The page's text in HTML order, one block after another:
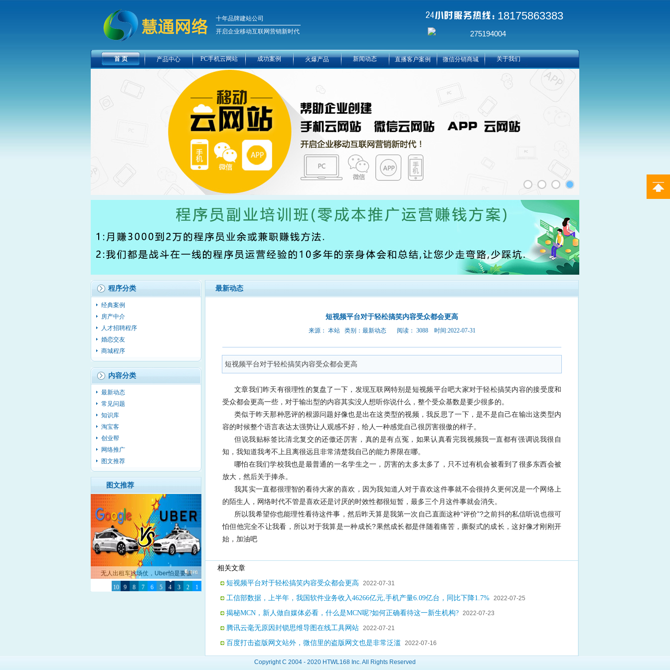
十年品牌建站公司
开启企业移动互联网营销新时代
18175863383
275194004
首 页 产品中心 PC手机云网站 成功案例 火爆产品 新闻动态 直播客户案例 微信分销商城 关于我们
程序分类
经典案例
房产中介
人才招聘程序
婚恋交友
商城程序
内容分类
最新动态
常见问题
知识库
淘宝客
创业帮
网络推广
图文推荐
图文推荐
1
2
3
4
5
6
7
8
9
10
无人出租车这场仗，Uber怕是要被
Google彻底击败了
最新动态
短视频平台对于轻松搞笑内容受众都会更高
来源： 本站 类别： 最新动态阅读： 3088 时间:2022-07-31
短视频平台对于轻松搞笑内容受众都会更高
文章我们昨天有很理性的复盘了一下，发现互联网特别是短视频平台吧大家对于轻松搞笑内容的接受度和
受众都会更高一些，对于输出型的内容其实没人想听你说什么，整个受众基数是要少很多的。
类似于昨天那种恶评的根源问题好像也是出在这类型的视频，我反思了一下，是不是自己在输出这类型内
容的时候整个语言表达太强势让人观感不好，给人一种感觉自己很厉害很傲的样子。
但说我贴标签比清北复交的还傲还厉害，真的是有点冤，如果认真看完我视频我一直都有强调说我很自
知，我知道我考不上且离很远且非常清楚我自己的能力界限在哪。
哪怕在我们学校我也是最普通的一名学生之一，厉害的太多太多了，只不过有机会被看到了很多东西会被
放大，然后关于捧杀。
我其实一直都很理智的看待大家的喜欢，因为我知道人对于喜欢这件事就不会很持久更何况是一个网络上
的陌生人，网络时代不管是喜欢还是讨厌的时效性都很短暂，最多三个月这件事就会消失。
所以我希望你也能理性看待这件事，然后昨天算是我第一次自己直面这种“评价”?之前抖的私信听说也很可
怕但他完全不让我看，所以对于我算是一种成长?果然成长都是伴随着痛苦，撕裂式的成长，这好像才刚刚开
始，加油吧
相关文章
短视频平台对于轻松搞笑内容受众都会更高
2022-07-31
工信部数据，上半年，我国软件业务收入46266亿元,手机产量6.09亿台，同比下降1.7% 2022-07-25
揭秘MCN，新人做自媒体必看，什么是MCN呢?如何正确看待这一新生机构? 2022-07-23
腾讯云毫无原因封锁思维导图在线工具网站 2022-07-21
百度打击盗版网文站外，微信里的盗版网文也是非常泛滥 2022-07-16
Copyright C 2004 - 2020 HTWL168 Inc. All Rights Reserved